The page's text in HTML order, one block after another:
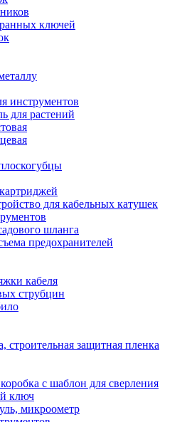
ключей
инструментов
для растений
для кабельных катушек
шланга
предохранителей
кабеля
струбцин
строительная защитная пленка
с шаблон для сверления
ключ
микроометр